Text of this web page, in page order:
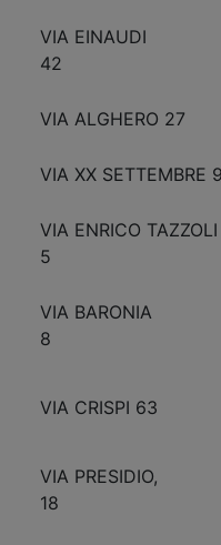
VIA EINAUDI
42
VIA ALGHERO 27
VIA XX SETTEMBRE
VIA ENRICO TAZZOLI
5
VIA BARONIA
8
VIA
VIA PRESIDIO,
18